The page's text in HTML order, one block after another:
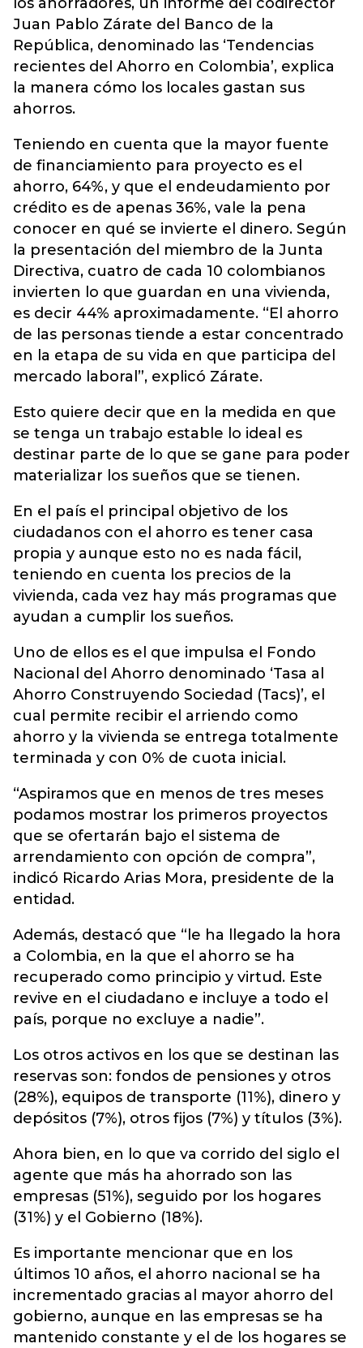
Juan Pablo Zárate del Banco de la
República, denominado las ‘Tendencias
recientes del Ahorro en Colombia’, explica
la manera cómo los locales gastan sus
ahorros.
Teniendo en cuenta que la mayor fuente
de financiamiento para proyecto es el
ahorro, 64%, y que el endeudamiento por
crédito es de apenas 36%, vale la pena
conocer en qué se invierte el dinero. Según
la presentación del miembro de la Junta
Directiva, cuatro de cada 10 colombianos
invierten lo que guardan en una vivienda,
es decir 44% aproximadamente. “El ahorro
de las personas tiende a estar concentrado
en la etapa de su vida en que participa del
mercado laboral”, explicó Zárate.
Esto quiere decir que en la medida en que
se tenga un trabajo estable lo ideal es
destinar parte de lo que se gane para poder
materializar los sueños que se tienen.
En el país el principal objetivo de los
ciudadanos con el ahorro es tener casa
propia y aunque esto no es nada fácil,
teniendo en cuenta los precios de la
vivienda, cada vez hay más programas que
ayudan a cumplir los sueños.
Uno de ellos es el que impulsa el Fondo
Nacional del Ahorro denominado ‘Tasa al
Ahorro Construyendo Sociedad (Tacs)’, el
cual permite recibir el arriendo como
ahorro y la vivienda se entrega totalmente
terminada y con 0% de cuota inicial.
“Aspiramos que en menos de tres meses
podamos mostrar los primeros proyectos
que se ofertarán bajo el sistema de
arrendamiento con opción de compra”,
indicó Ricardo Arias Mora, presidente de la
entidad.
Además, destacó que “le ha llegado la hora
a Colombia, en la que el ahorro se ha
recuperado como principio y virtud. Este
revive en el ciudadano e incluye a todo el
país, porque no excluye a nadie”.
Los otros activos en los que se destinan las
reservas son: fondos de pensiones y otros
(28%), equipos de transporte (11%), dinero y
depósitos (7%), otros fijos (7%) y títulos (3%).
Ahora bien, en lo que va corrido del siglo el
agente que más ha ahorrado son las
empresas (51%), seguido por los hogares
(31%) y el Gobierno (18%).
Es importante mencionar que en los
últimos 10 años, el ahorro nacional se ha
incrementado gracias al mayor ahorro del
gobierno, aunque en las empresas se ha
mantenido constante y el de los hogares se